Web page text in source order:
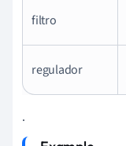
filtro
regulador
.